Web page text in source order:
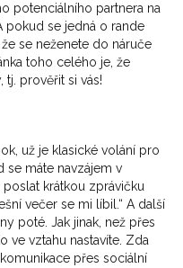
potenciálního partnera na
pokud se jedná o rande
se neženete do náruče
toho celého je, že
tj. prověřit si vás!
už je klasické volání pro
se máte navzájem v
krátkou zprávičku
večer se mi líbil.“ A další
poté. Jak jinak, než přes
ve vztahu nastavíte. Zda
přes sociální